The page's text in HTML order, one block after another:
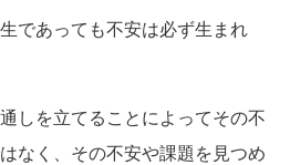
であっても不安は必ず生まれ
しを立てることによってその不
なく、その不安や課題を見つめ